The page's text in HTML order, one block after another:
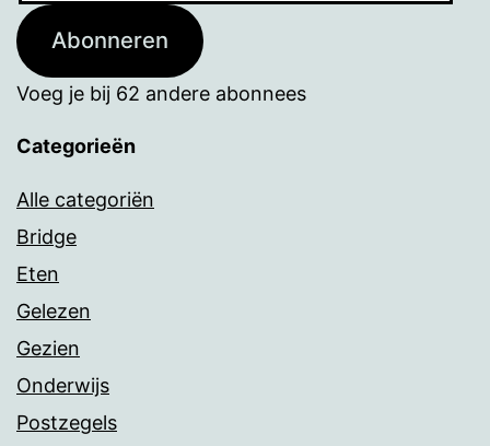
Abonneren
Voeg je bij 62 andere abonnees
Categorieën
Alle categoriën
Bridge
Eten
Gelezen
Gezien
Onderwijs
Postzegels